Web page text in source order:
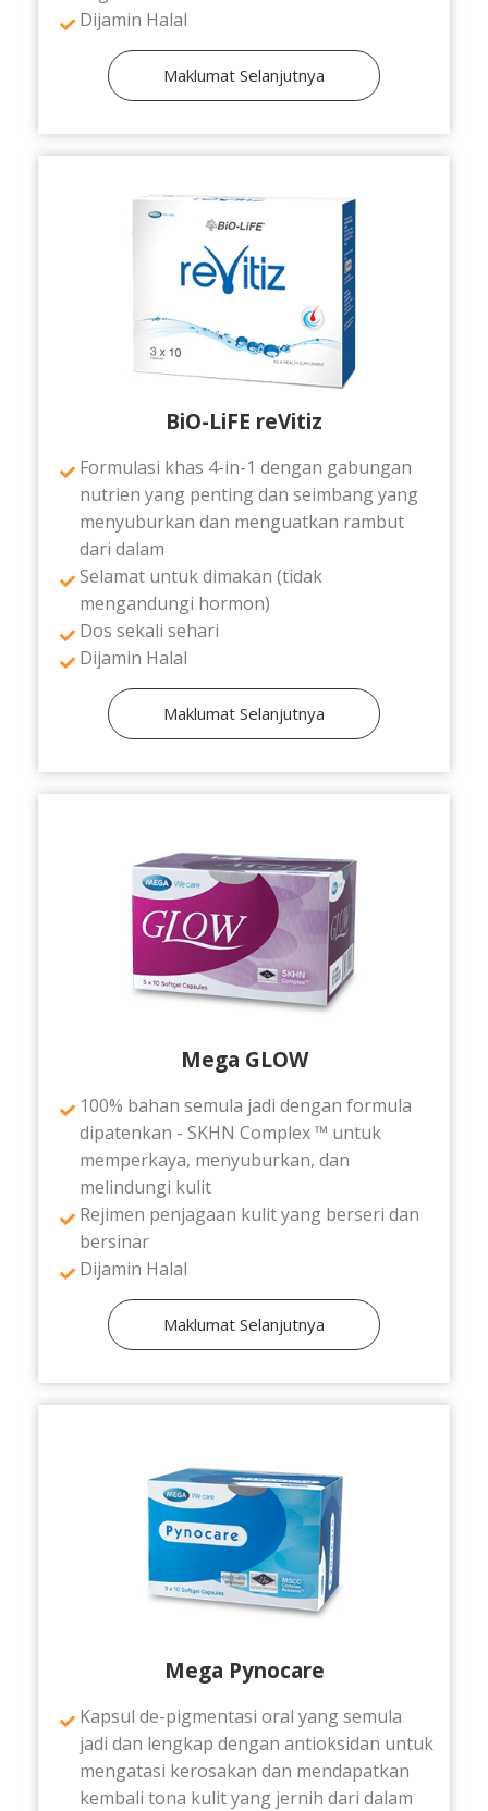
Dijamin Halal
Maklumat Selanjutnya
BiO-LiFE reVitiz
Formulasi khas 4-in-1 dengan gabungan
nutrien yang penting dan seimbang yang
menyuburkan dan menguatkan rambut
dari dalam
Selamat untuk dimakan (tidak
mengandungi hormon)
Dos sekali sehari
Dijamin Halal
Maklumat Selanjutnya
Mega GLOW
100% bahan semula jadi dengan formula
dipatenkan - SKHN Complex ™ untuk
memperkaya, menyuburkan, dan
melindungi kulit
Rejimen penjagaan kulit yang berseri dan
bersinar
Dijamin Halal
Maklumat Selanjutnya
Mega Pynocare
Kapsul de-pigmentasi oral yang semula
jadi dan lengkap dengan antioksidan untuk
mengatasi kerosakan dan mendapatkan
kembali tona kulit yang jernih dari dalam